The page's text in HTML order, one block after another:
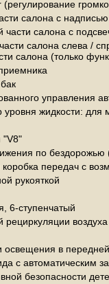
салона с
части салона с
салона слева /
салона (только
управления
уровня жидкости: для
"V8"
по бездорожью
коробка передач с
рукояткой
6-ступенчатый
освещения в
с автоматическим
безопасности